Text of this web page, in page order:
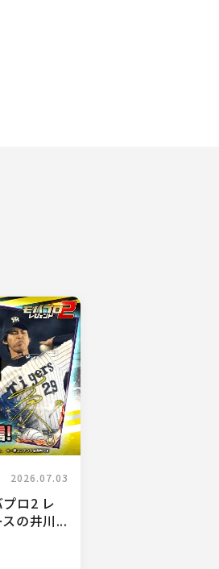
2026.07.03
ロ2 レ
の井川...